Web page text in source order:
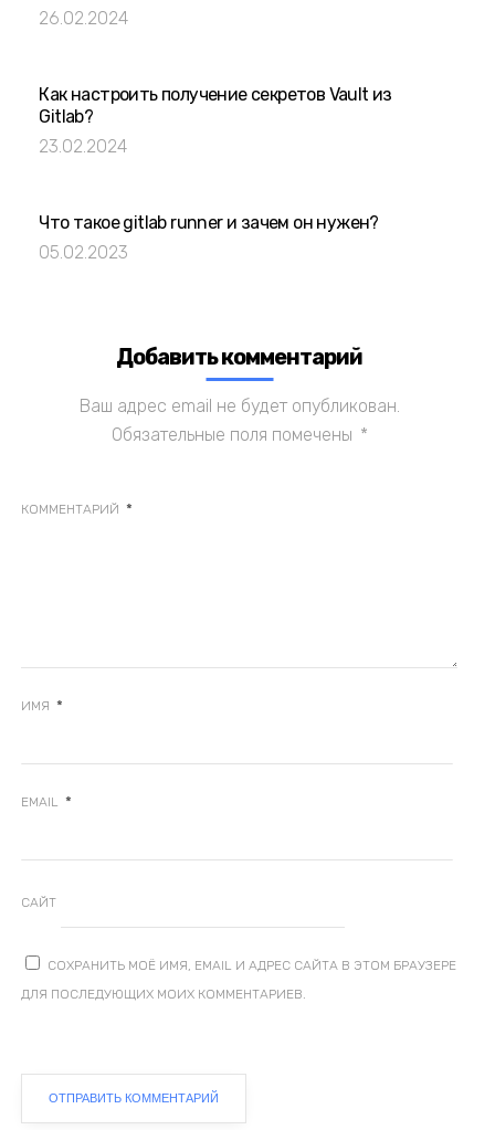
26.02.2024
Как настроить получение секретов Vault из
Gitlab?
23.02.2024
Что такое gitlab runner и зачем он нужен?
05.02.2023
Добавить комментарий
Ваш адрес email не будет опубликован.
Обязательные поля помечены *
КОММЕНТАРИЙ *
ИМЯ *
EMAIL *
САЙТ
СОХРАНИТЬ МОЁ ИМЯ, EMAIL И АДРЕС САЙТА В ЭТОМ БРАУЗЕРЕ
ДЛЯ ПОСЛЕДУЮЩИХ МОИХ КОММЕНТАРИЕВ.